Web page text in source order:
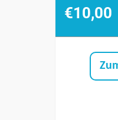
€10,00